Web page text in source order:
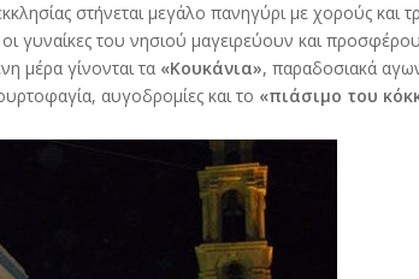
στήνεται μεγάλο πανηγύρι με χορούς και
οι γυναίκες του νησιού μαγειρεύουν και
μέρα γίνονται τα «Κουκάνια», παραδοσιακά
αυγοδρομίες και το «πιάσιμο του